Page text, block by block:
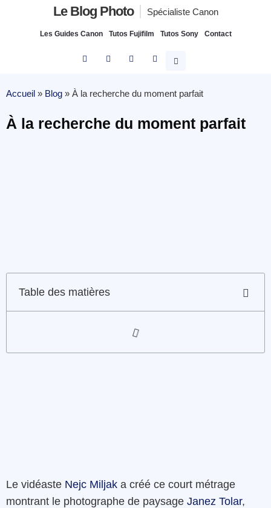
Le Blog Photo Spécialiste Canon
Les Guides Canon Tutos Fujifilm Tutos Sony Contact
Accueil » Blog » À la recherche du moment parfait
À la recherche du moment parfait
Table des matières
Le vidéaste Nejc Miljak a créé ce court métrage
montrant le photographe de paysage Janez Tolar,